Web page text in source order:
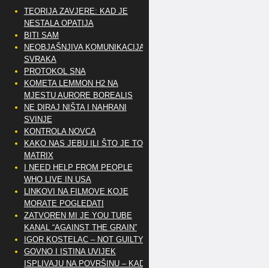
TEORIJA ZAVJERE: KAD JE
NESTALA OPATIJA
BITI SAM
NEOBJAŠNJIVA KOMUNIKACIJA
SVRAKA
PROTOKOL SNA
KOMETA LEMMON H2 NA
MJESTU AURORE BOREALIS
NE DIRAJ NIŠTA I NAHRANI
SVINJE
KONTROLA NOVCA
KAKO NAS JEBU ILI ŠTO JE TO
MATRIX
I NEED HELP FROM PEOPLE
WHO LIVE IN USA
LINKOVI NA FILMOVE KOJE
MORATE POGLEDATI
ZATVOREN MI JE YOU TUBE
KANAL “AGAINST THE GRAIN”
IGOR KOSTELAC – NOT GUILTY
GOVNO I ISTINA UVIJEK
ISPLIVAJU NA POVRŠINU – KAD